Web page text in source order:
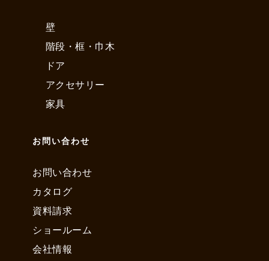
壁
階段・框・巾木
ドア
アクセサリー
家具
お問い合わせ
お問い合わせ
カタログ
資料請求
ショールーム
会社情報